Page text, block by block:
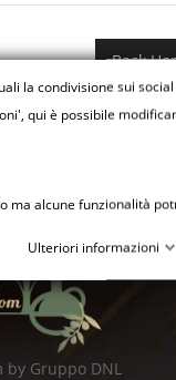
Back
by Gruppo DNL
la condivisione sui
qui è possibile
alcune funzionalità
Ulteriori informazioni